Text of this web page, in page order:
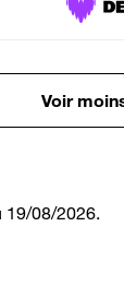
Voir
19/08/2026.